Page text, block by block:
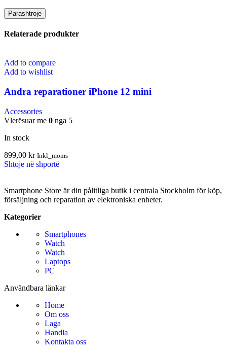
Relaterade produkter
Add to compare
Add to wishlist
Andra reparationer iPhone 12 mini
Accessories
Vlerësuar me 0 nga 5
In stock
899,00 kr Inkl_moms
Shtoje në shportë
Smartphone Store är din pålitliga butik i centrala Stockholm för köp,
försäljning och reparation av elektroniska enheter.
Kategorier
Smartphones
Watch
Watch
Laptops
PC
Användbara länkar
Home
Om oss
Laga
Handla
Kontakta oss